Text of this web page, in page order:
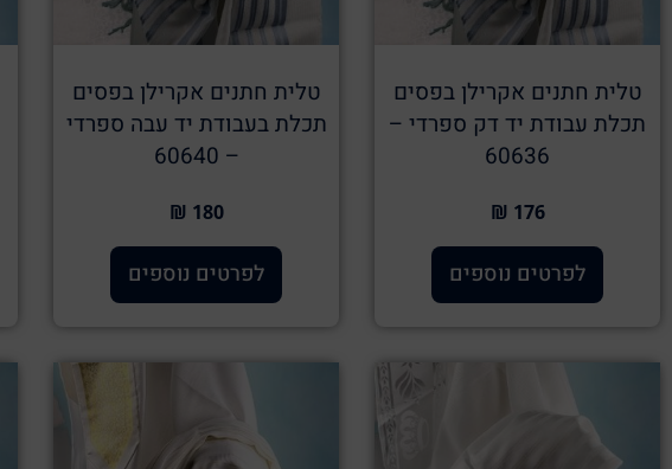
טלית חתנים אקרילן בפסים
תכלת עבודת יד דק ספרדי –
60636
176 ₪
לפרטים נוספים
טלית חתנים אקרילן בפסים
תכלת בעבודת יד עבה ספרדי
– 60640
180 ₪
לפרטים נוספים